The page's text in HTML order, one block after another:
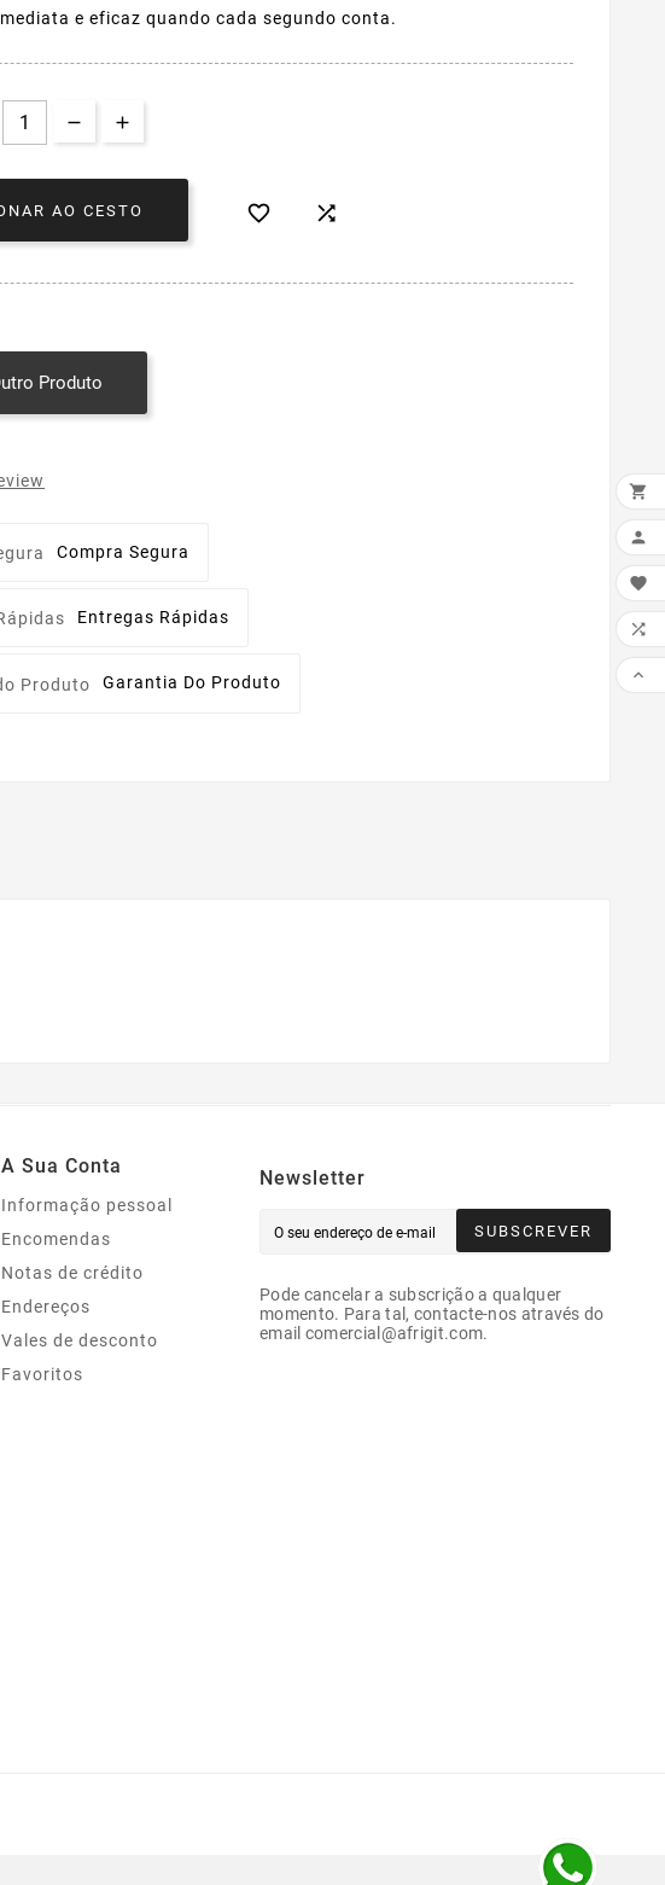
e eficaz quando cada segundo conta.
AO CESTO  
Produto
Compra Segura
Entregas Rápidas
Garantia Do Produto
A Sua Conta
Informação pessoal
Encomendas
Notas de crédito
Endereços
Vales de desconto
Favoritos
Newsletter
SUBSCREVER
Pode cancelar a subscrição a qualquer
momento. Para tal, contacte-nos através do
email comercial@afrigit.com.




